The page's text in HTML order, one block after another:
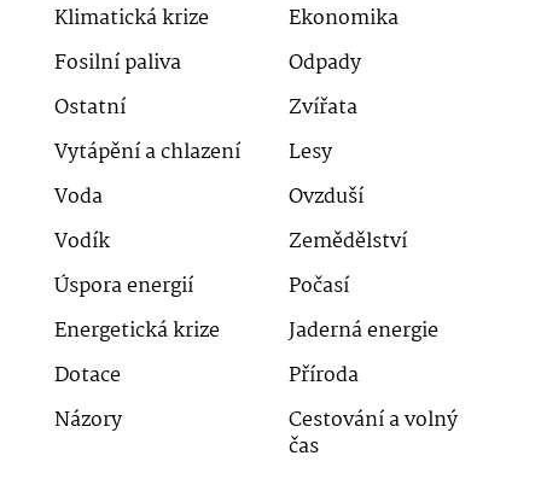
Klimatická krize
Ekonomika
Fosilní paliva
Odpady
Ostatní
Zvířata
Vytápění a chlazení
Lesy
Voda
Ovzduší
Vodík
Zemědělství
Úspora energií
Počasí
Energetická krize
Jaderná energie
Dotace
Příroda
Názory
Cestování a volný
čas